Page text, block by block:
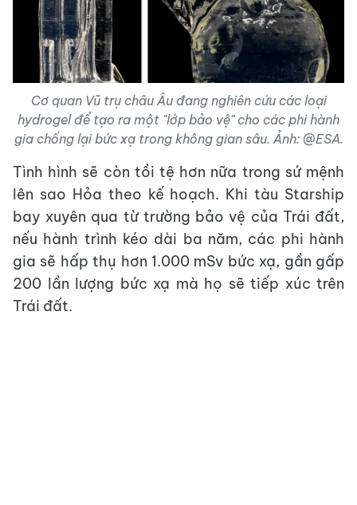
Cơ quan Vũ trụ châu Âu đang nghiên cứu các loại
hydrogel để tạo ra một "lớp bảo vệ" cho các phi hành
gia chống lại bức xạ trong không gian sâu. Ảnh: @ESA.
Tình hình sẽ còn tồi tệ hơn nữa trong sứ mệnh
lên sao Hỏa theo kế hoạch. Khi tàu Starship
bay xuyên qua từ trường bảo vệ của Trái đất,
nếu hành trình kéo dài ba năm, các phi hành
gia sẽ hấp thụ hơn 1.000 mSv bức xạ, gần gấp
200 lần lượng bức xạ mà họ sẽ tiếp xúc trên
Trái đất.